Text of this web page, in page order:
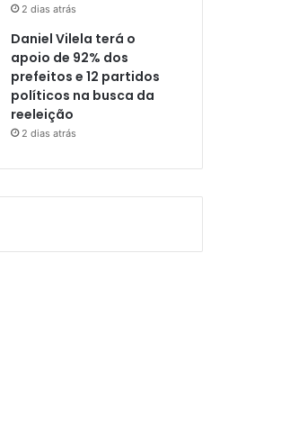
2 dias atrás
Daniel Vilela terá o
apoio de 92% dos
prefeitos e 12 partidos
políticos na busca da
reeleição
2 dias atrás